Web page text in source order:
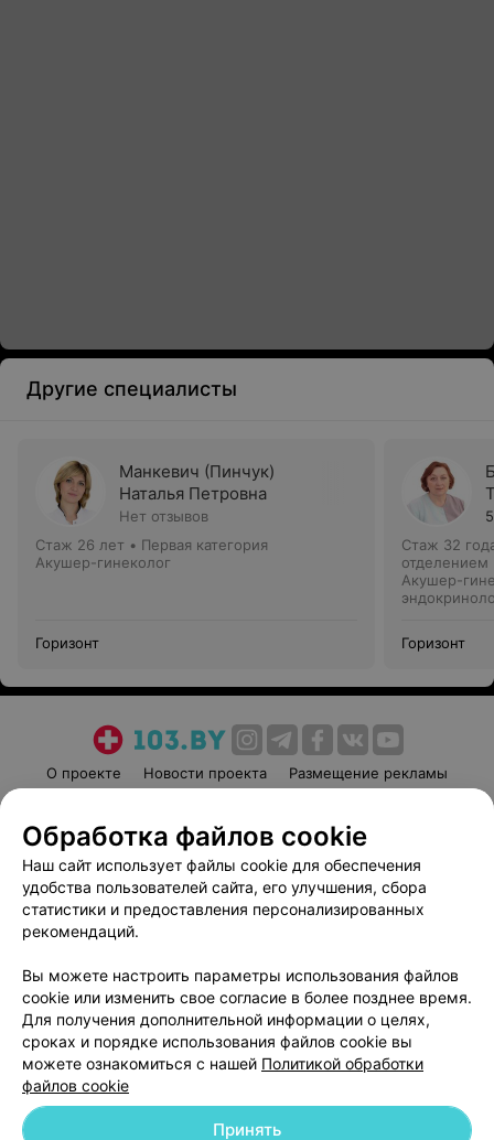
Другие специалисты
Манкевич (Пинчук)
Наталья Петровна
Нет отзывов
Стаж 26 лет • Первая категория
Акушер-гинеколог
Горизонт
Стаж 32
отделением
Акушер-
Горизонт
О проекте Новости проекта
Размещение рекламы
Пользовательское соглашение
Способы оплаты
Вакансии
Партнеры
Написать руководителю 103.by
Обработка персональных данных
Обработка файлов cookie
Наш сайт использует файлы cookie для обеспечения
удобства пользователей сайта, его улучшения, сбора
статистики и предоставления персонализированных
рекомендаций.
Вы можете настроить параметры использования файлов
cookie или изменить свое согласие в более позднее время.
Для получения дополнительной информации о целях,
сроках и порядке использования файлов cookie вы
можете ознакомиться с нашей Политикой обработки
файлов cookie
Принять